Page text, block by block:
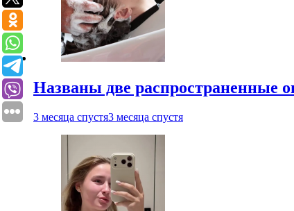
Названы две распространенные
3 месяца спустя3 месяца спустя